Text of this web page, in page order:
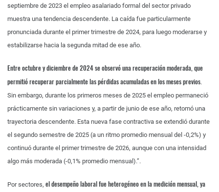
septiembre de 2023 el empleo asalariado formal del sector privado
muestra una tendencia descendente. La caída fue particularmente
pronunciada durante el primer trimestre de 2024, para luego moderarse y
estabilizarse hacia la segunda mitad de ese año.
Entre octubre y diciembre de 2024 se observó una recuperación moderada, que
permitió recuperar parcialmente las pérdidas acumuladas en los meses previos.
Sin embargo, durante los primeros meses de 2025 el empleo permaneció
prácticamente sin variaciones y, a partir de junio de ese año, retomó una
trayectoria descendente. Esta nueva fase contractiva se extendió durante
el segundo semestre de 2025 (a un ritmo promedio mensual del -0,2%) y
continuó durante el primer trimestre de 2026, aunque con una intensidad
algo más moderada (-0,1% promedio mensual).”.
Por sectores, el desempeño laboral fue heterogéneo en la medición mensual, ya